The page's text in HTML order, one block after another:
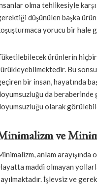
olma tehlikesiyle karşı
düşünülen başka
yorucu bir hale
ürünlerin hiçbir
Bu
bir insan, hayatında
da beraberinde
olarak
ve
anlam arayışında
maddi olmayan
İşlevsiz ve